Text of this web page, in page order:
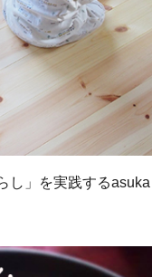
し」を実践する